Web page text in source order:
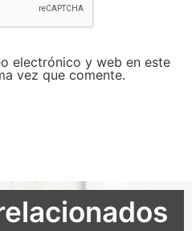
electrónico y web en este
vez que comente.